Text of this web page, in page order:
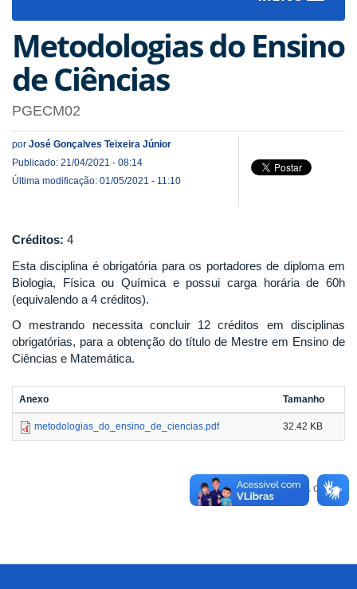
Metodologias do Ensino
de Ciências
PGECM02
por José Gonçalves Teixeira Júnior
Publicado: 21/04/2021 - 08:14
Última modificação: 01/05/2021 - 11:10
Créditos: 4
Esta disciplina é obrigatória para os portadores de diploma em
Biologia, Física ou Química e possui carga horária de 60h
(equivalendo a 4 créditos).
O mestrando necessita concluir 12 créditos em disciplinas
obrigatórias, para a obtenção do título de Mestre em Ensino de
Ciências e Matemática.
Anexo Tamanho
metodologias_do_ensino_de_ciencias.pdf 32.42 KB
Voltar para o topo